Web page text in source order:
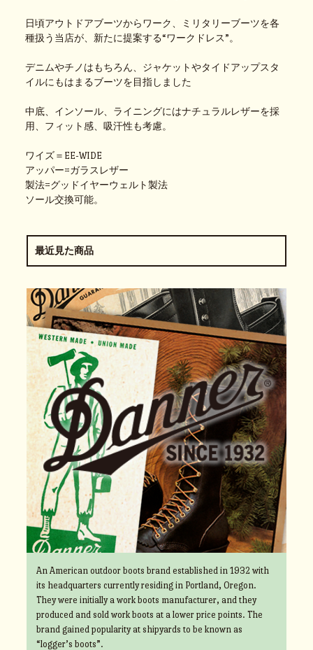
日頃アウトドアブーツからワーク、ミリタリーブーツを各
種扱う当店が、新たに提案する“ワークドレス”。
デニムやチノはもちろん、ジャケットやタイドアップスタ
イルにもはまるブーツを目指しました
中底、インソール、ライニングにはナチュラルレザーを採
用、フィット感、吸汗性も考慮。
ワイズ＝EE-WIDE
アッパー=ガラスレザー
製法=グッドイヤーウェルト製法
ソール交換可能。
最近見た商品
An American outdoor boots brand established in 1932 with
its headquarters currently residing in Portland, Oregon.
They were initially a work boots manufacturer, and they
produced and sold work boots at a lower price points. The
brand gained popularity at shipyards to be known as
“logger’s boots”.